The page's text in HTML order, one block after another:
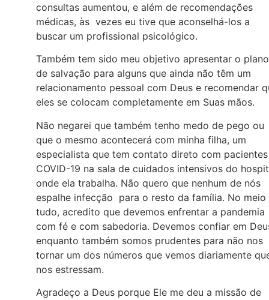
consultas aumentou, e além de recomendações
médicas, às vezes eu tive que aconselhá-los a
buscar um profissional psicológico.
Também tem sido meu objetivo apresentar o plano
de salvação para alguns que ainda não têm um
relacionamento pessoal com Deus e recomendar
eles se colocam completamente em Suas mãos.
Não negarei que também tenho medo de pego ou
que o mesmo acontecerá com minha filha, um
especialista que tem contato direto com pacientes
COVID-19 na sala de cuidados intensivos do
onde ela trabalha. Não quero que nenhum de nós
espalhe infecção para o resto da família. No meio
tudo, acredito que devemos enfrentar a pandemia
com fé e com sabedoria. Devemos confiar em
enquanto também somos prudentes para não nos
tornar um dos números que vemos diariamente
nos estressam.
Agradeço a Deus porque Ele me deu a missão de